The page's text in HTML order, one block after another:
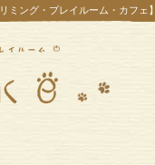
ミング・プレイルーム・カフェ】